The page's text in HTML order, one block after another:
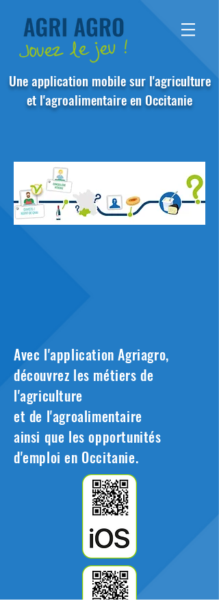
Une application mobile sur l'agriculture
et l'agroalimentaire en Occitanie
Avec l'application Agriagro,
découvrez les métiers de
l'agriculture
et de l'agroalimentaire
ainsi que les opportunités
d'emploi en Occitanie.